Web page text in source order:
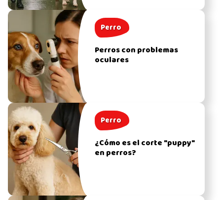
Perro
Perros con problemas
oculares
Perro
¿Cómo es el corte "puppy"
en perros?